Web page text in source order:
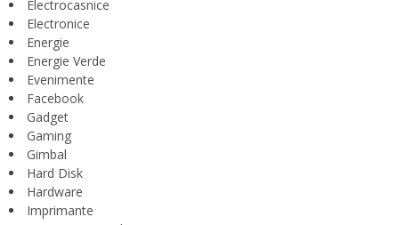
Electrocasnice
Electronice
Energie
Energie Verde
Evenimente
Facebook
Gadget
Gaming
Gimbal
Hard Disk
Hardware
Imprimante